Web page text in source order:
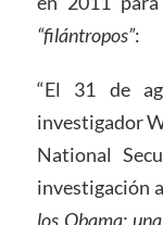
“filántropos”:
“El 31 de
investigador
National
investigación
los Obama: